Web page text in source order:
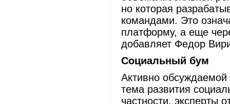
но которая
командами. Это
платформу, а еще
добавляет Федор
Социальный бум
Активно
тема развития
частности, эксперты